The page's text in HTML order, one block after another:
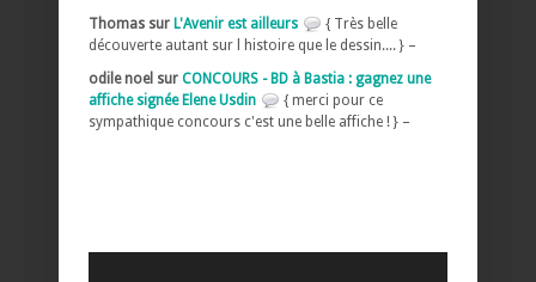
Thomas sur L'Avenir est ailleurs
{ Très belle
découverte autant sur l histoire que le dessin.... } –
odile noel sur CONCOURS - BD à Bastia : gagnez une
affiche signée Elene Usdin
{ merci pour ce
sympathique concours c'est une belle affiche ! } –